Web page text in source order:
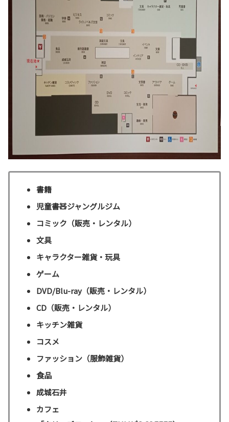
書籍
児童書🧸ジャングルジム
コミック（販売・レンタル）
文具
キャラクター雑貨・玩具
ゲーム
DVD/Blu-ray（販売・レンタル）
CD（販売・レンタル）
キッチン雑貨
コスメ
ファッション（服飾雑貨）
食品
成城石井
カフェ